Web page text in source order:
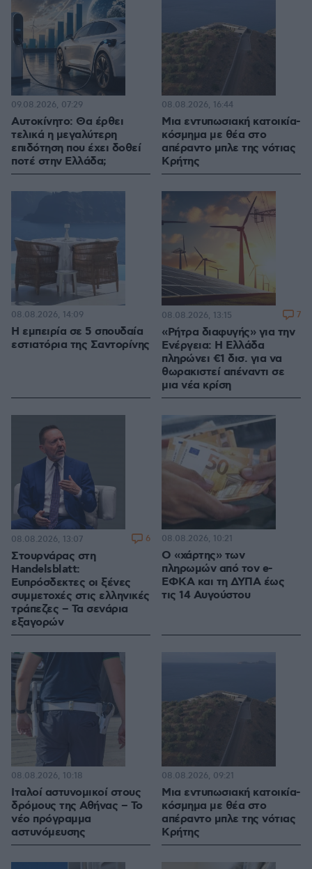
Αυτοκίνητο: Θα έρθει
τελικά η μεγαλύτερη
επιδότηση που έχει δοθεί
ποτέ στην Ελλάδα;
09.08.2026, 07:29
Μια εντυπωσιακή κατοικία-
κόσμημα με θέα στο
απέραντο μπλε της νότιας
Κρήτης
08.08.2026, 16:44
Η εμπειρία σε 5 σπουδαία
εστιατόρια της Σαντορίνης
08.08.2026, 14:09
«Ρήτρα διαφυγής» για την
Ενέργεια: Η Ελλάδα
πληρώνει €1 δισ. για να
θωρακιστεί απέναντι σε
μια νέα κρίση
08.08.2026, 13:15 7
Στουρνάρας στη
Handelsblatt:
Ευπρόσδεκτες οι ξένες
συμμετοχές στις ελληνικές
τράπεζες – Τα σενάρια
εξαγορών
08.08.2026, 13:07 6
Ο «χάρτης» των
πληρωμών από τον e-
ΕΦΚΑ και τη ΔΥΠΑ έως
τις 14 Αυγούστου
08.08.2026, 10:21
Ιταλοί αστυνομικοί στους
δρόμους της Αθήνας – Το
νέο πρόγραμμα
αστυνόμευσης
08.08.2026, 10:18
Μια εντυπωσιακή κατοικία-
κόσμημα με θέα στο
απέραντο μπλε της νότιας
Κρήτης
08.08.2026, 09:21